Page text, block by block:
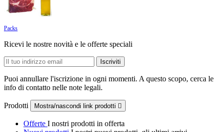
Packs
Ricevi le nostre novità e le offerte speciali
Puoi annullare l'iscrizione in ogni momenti. A questo scopo, cerca le
info di contatto nelle note legali.
Prodotti Mostra/nascondi link prodotti 
Offerte I nostri prodotti in offerta